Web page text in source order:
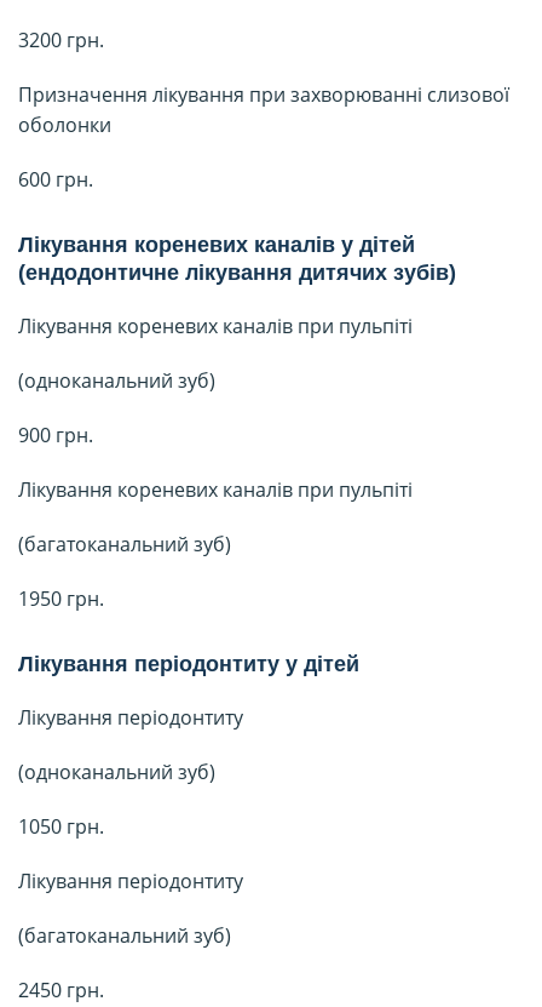
3200 грн.
Призначення лікування при захворюванні слизової
оболонки
600 грн.
Лікування кореневих каналів у дітей
(ендодонтичне лікування дитячих зубів)
Лікування кореневих каналів при пульпіті
(одноканальний зуб)
900 грн.
Лікування кореневих каналів при пульпіті
(багатоканальний зуб)
1950 грн.
Лікування періодонтиту у дітей
Лікування періодонтиту
(одноканальний зуб)
1050 грн.
Лікування періодонтиту
(багатоканальний зуб)
2450 грн.